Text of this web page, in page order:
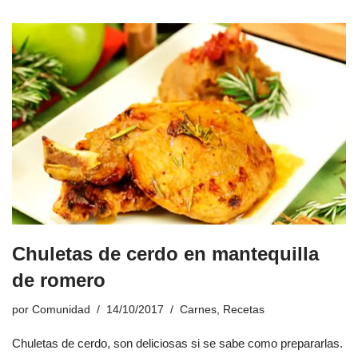
Chuletas de cerdo en mantequilla
de romero
por Comunidad 14/10/2017 Carnes, Recetas
Chuletas de cerdo, son deliciosas si se sabe como prepararlas.